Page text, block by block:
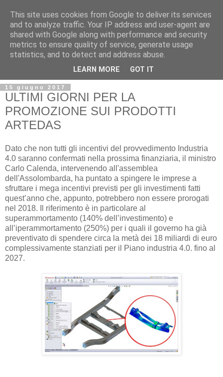
15 giugno 2017
ULTIMI GIORNI PER LA
PROMOZIONE SUI PRODOTTI
ARTEDAS
Dato che non tutti gli incentivi del provvedimento Industria
4.0 saranno confermati nella prossima finanziaria, il ministro
Carlo Calenda, intervenendo all'assemblea
dell'Assolombarda, ha puntato a spingere le imprese a
sfruttare i mega incentivi previsti per gli investimenti fatti
quest’anno che, appunto, potrebbero non essere prorogati
nel 2018. Il riferimento è in particolare al
superammortamento (140% dell’investimento) e
all’iperammortamento (250%) per i quali il governo ha già
preventivato di spendere circa la metà dei 18 miliardi di euro
complessivamente stanziati per il Piano industria 4.0. fino al
2027.
This site uses cookies from Google to deliver its services
and to analyze traffic. Your IP address and user-agent are
shared with Google along with performance and security
metrics to ensure quality of service, generate usage
statistics, and to detect and address abuse.
LEARN MORE GOT IT